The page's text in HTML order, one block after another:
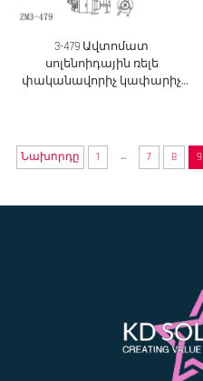
3-479 Ավտոմատ
սոլենոիդային ռելե
փականավորիչ կափարիչ
Նախորդը 1 ... 7 8 9